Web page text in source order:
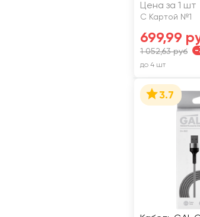
мАч, белый,
Цена за 1 шт
С Картой №1
699,99
1 052,63 руб -
до 4 шт
3.7